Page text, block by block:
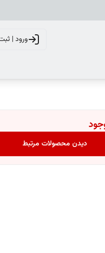
ورود |
دیدن محصولات مرتبط